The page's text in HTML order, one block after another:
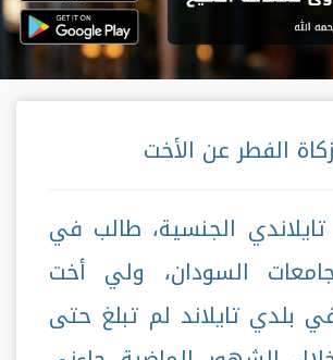
الفطر عن الأخت
تايلاندي الجنسية، طالب في
السودان، ولي أخت
بلدي تايلاند لم تبلغ حتى